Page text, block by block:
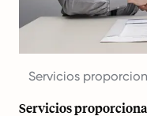
Servicios
Servicios